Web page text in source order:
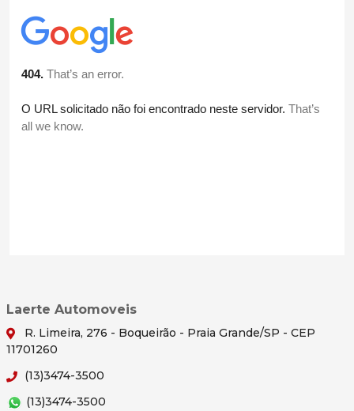
Laerte Automoveis
R. Limeira, 276 - Boqueirão - Praia Grande/SP - CEP
11701260
(13)3474-3500
(13)3474-3500